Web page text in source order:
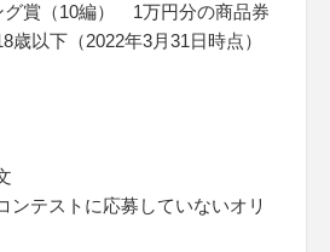
グ賞（10編） 1万円分の商品券
以下（2022年3月31日時点）
テストに応募していないオリ